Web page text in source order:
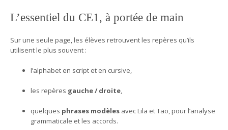
L’essentiel du CE1, à portée de main
Sur une seule page, les élèves retrouvent les repères qu’ils
utilisent le plus souvent :
l’alphabet en script et en cursive,
les repères gauche / droite,
quelques phrases modèles avec Lila et Tao, pour l’analyse
grammaticale et les accords.